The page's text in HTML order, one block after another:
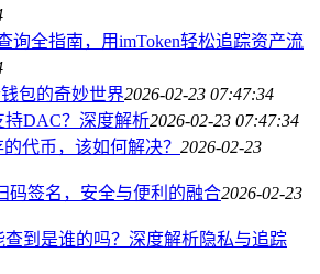
询全指南，用imToken轻松追踪资产流
包的奇妙世界2026-02-23 07:47:34
持DAC？深度解析2026-02-23 07:47:34
代币，该如何解决？ 2026-02-23
码签名，安全与便利的融合2026-02-23
查到是谁的吗？深度解析隐私与追踪